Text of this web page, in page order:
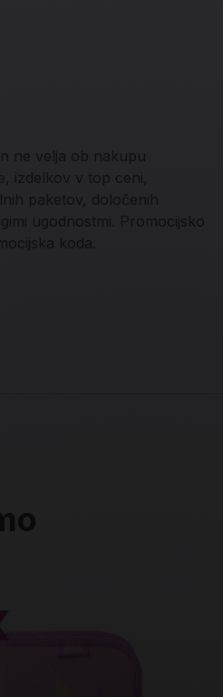
ne velja ob nakupu
izdelkov v top ceni,
paketov, določenih
ugodnostmi. Promocijsko
koda.